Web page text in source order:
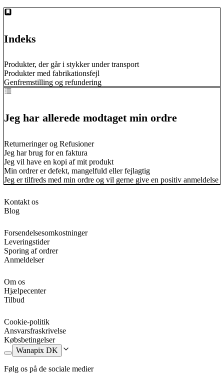
Indeks
Produkter, der går i stykker under transport
Produkter med fabrikationsfejl
Genfremstilling og refundering
Jeg har allerede modtaget min ordre
Returneringer og Refusioner
Jeg har brug for en faktura
Jeg vil have en kopi af mit produkt
Min ordrer er defekt, mangelfuld eller fejlagtig
Jeg er tilfreds med min ordre og vil gerne give en positiv anmeldelse
Kontakt os
Blog
Forsendelsesomkostninger
Leveringstider
Sporing af ordrer
Anmeldelser
Om os
Hjælpecenter
Tilbud
Cookie-politik
Ansvarsfraskrivelse
Købsbetingelser
Wanapix DK
Følg os på de sociale medier